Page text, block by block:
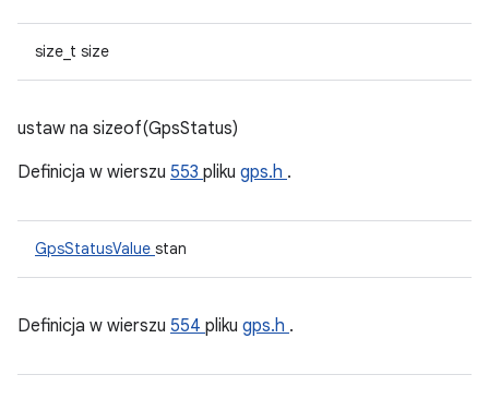
size_t size
ustaw na sizeof(GpsStatus)
Definicja w wierszu 553 pliku gps.h .
GpsStatusValue stan
Definicja w wierszu 554 pliku gps.h .